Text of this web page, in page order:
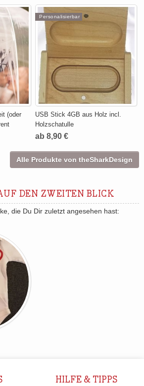
(oder
Personalisierbar
USB Stick 4GB aus Holz incl.
Holzschatulle
ab 8,90 €
Alle Produkte von theSharkDesign
DEN ZWEITEN BLICK
die Du Dir zuletzt angesehen hast:
HILFE & TIPPS